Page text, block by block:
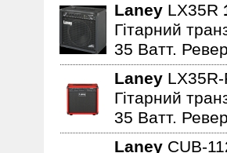
Laney LX35R
Гітарний
35 Ватт.
Laney
Гітарний
35 Ватт.
Laney CUB-